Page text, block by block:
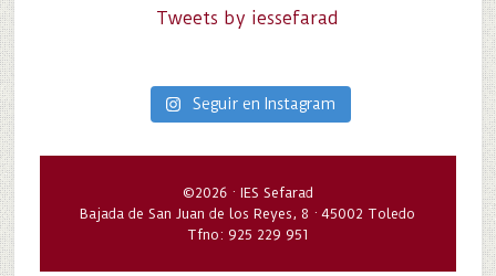
Tweets by iessefarad
Seguir en Instagram
©2026 · IES Sefarad
Bajada de San Juan de los Reyes, 8 · 45002 Toledo
Tfno: 925 229 951